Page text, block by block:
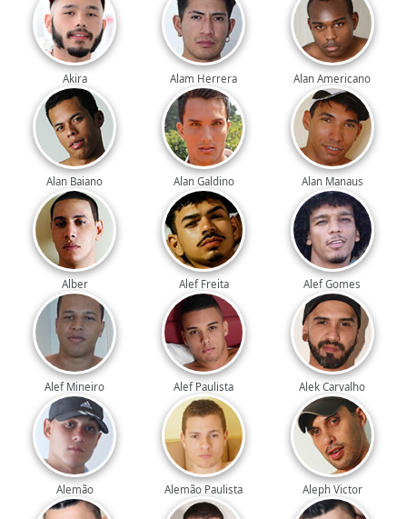
Akira Alam Herrera Alan Americano
Alan Baiano Alan Galdino Alan Manaus
Alber Alef Freita Alef Gomes
Alef Mineiro Alef Paulista Alek Carvalho
Alemão Alemão Paulista Aleph Victor